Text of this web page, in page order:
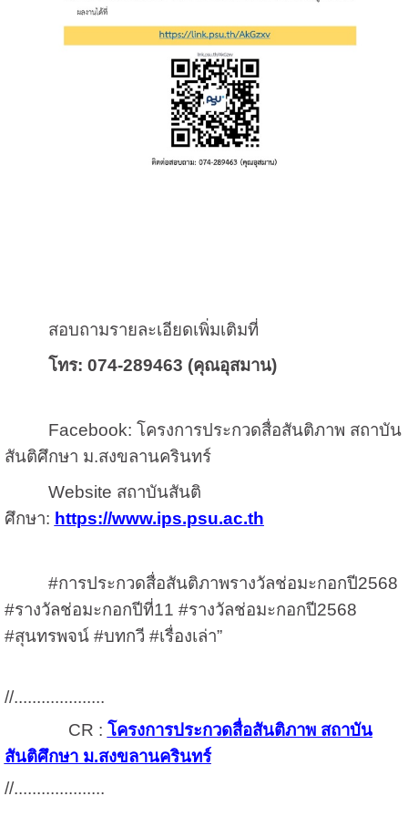
สอบถามรายละเอียดเพิ่มเติมที่
โทร: 074-289463 (คุณอุสมาน)
Facebook: โครงการประกวดสื่อสันติภาพ สถาบัน
สันติศึกษา ม.สงขลานครินทร์
Website สถาบันสันติ
ศึกษา: https://www.ips.psu.ac.th
#การประกวดสื่อสันติภาพรางวัลช่อมะกอกปี2568
#รางวัลช่อมะกอกปีที่11 #รางวัลช่อมะกอกปี2568
#สุนทรพจน์ #บทกวี #เรื่องเล่า”
//....................
CR : โครงการประกวดสื่อสันติภาพ สถาบัน
สันติศึกษา ม.สงขลานครินทร์
//....................